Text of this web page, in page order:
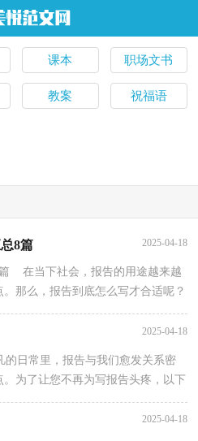
课本 职场文书
教案 祝福语
8篇 2025-04-18
篇 在当下社会，报告的用途越来越
那么，报告到底怎么写才合适呢？
报告8篇，欢迎阅读与...
2025-04-18
日常里，报告与我们愈发关系密
为了让您不再为写报告头疼，以下
2025-04-18